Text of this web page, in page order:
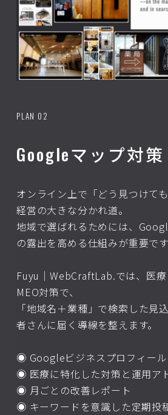
PLAN 02
Googleマップ対策
オンライン上で「どう見つけて
経営の大きな分かれ道。
地域で選ばれるためには、
の露出を高める仕組みが重要です
Fuyu｜WebCraftLab.では、医
MEO対策で、
「地域名＋業種」で検索した見
者さんに届く導線を整えます。
◉ Googleビジネスプロフィー
◉ 医療に特化した対策と運用ア
◉ 月ごとの改善レポート
◉ キーワードを意識した定期投